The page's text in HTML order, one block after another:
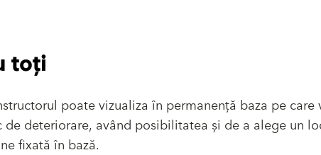
toți
poate vizualiza în permanență baza pe care
de deteriorare, având posibilitatea și de a alege un
fixată în bază.